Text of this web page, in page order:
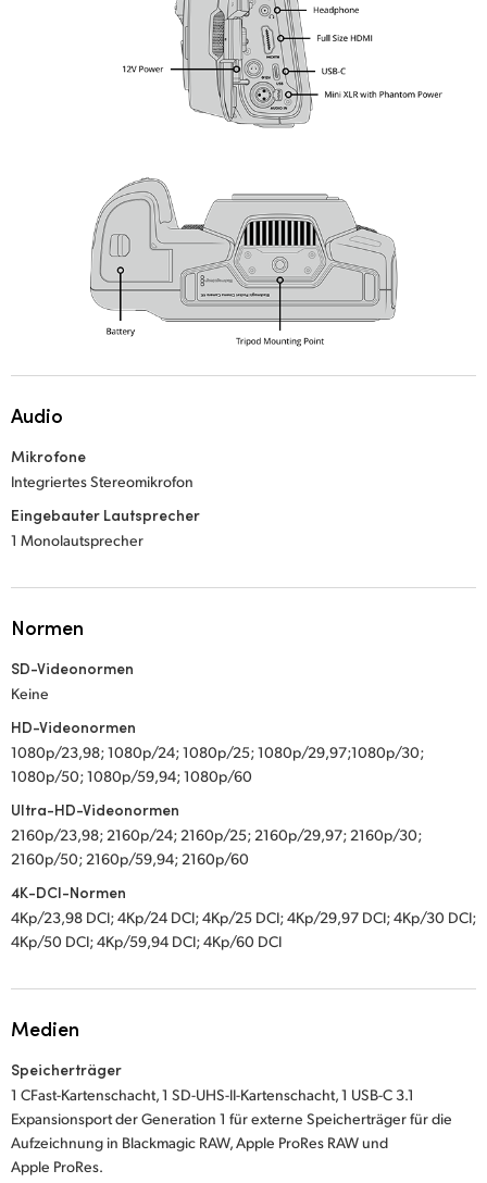
Audio
Mikrofone
Integriertes Stereomikrofon
Eingebauter Lautsprecher
1 Monolautsprecher
Normen
SD-Videonormen
Keine
HD-Videonormen
1080p/23,98; 1080p/24; 1080p/25; 1080p/29,97;1080p/30;
1080p/50; 1080p/59,94; 1080p/60
Ultra-HD-Videonormen
2160p/23,98; 2160p/24; 2160p/25; 2160p/29,97; 2160p/30;
2160p/50; 2160p/59,94; 2160p/60
4K-DCI-Normen
4Kp/23,98 DCI; 4Kp/24 DCI; 4Kp/25 DCI; 4Kp/29,97 DCI; 4Kp/30 DCI;
4Kp/50 DCI; 4Kp/59,94 DCI; 4Kp/60 DCI
Medien
Speicherträger
1 CFast-Kartenschacht, 1 SD-UHS-II-Kartenschacht, 1 USB-C 3.1
Expansionsport der Generation 1 für externe Speicherträger für die
Aufzeichnung in Blackmagic RAW, Apple ProRes RAW und
Apple ProRes.